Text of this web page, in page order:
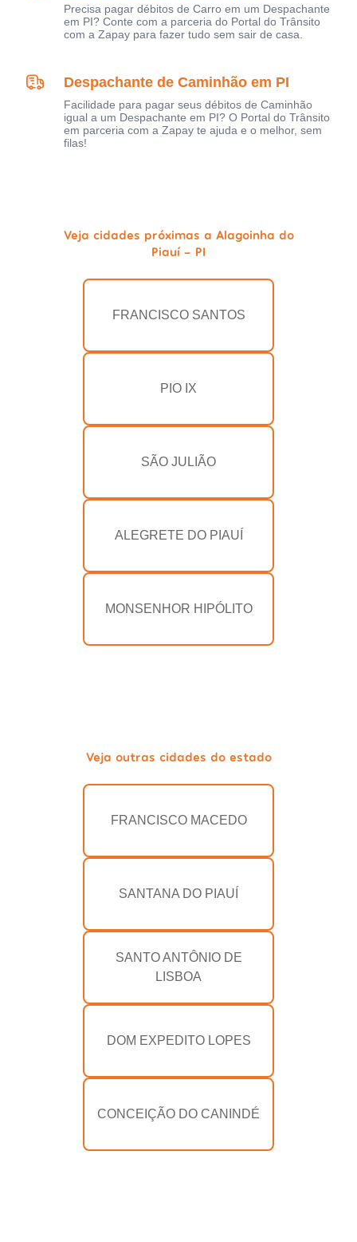
Precisa pagar débitos de Carro em um Despachante
em PI? Conte com a parceria do Portal do Trânsito
com a Zapay para fazer tudo sem sair de casa.
Despachante de Caminhão em PI
Facilidade para pagar seus débitos de Caminhão
igual a um Despachante em PI? O Portal do Trânsito
em parceria com a Zapay te ajuda e o melhor, sem
filas!
Veja cidades próximas a Alagoinha do
Piauí - PI
FRANCISCO SANTOS
PIO IX
SÃO JULIÃO
ALEGRETE DO PIAUÍ
MONSENHOR HIPÓLITO
Veja outras cidades do estado
FRANCISCO MACEDO
SANTANA DO PIAUÍ
SANTO ANTÔNIO DE
LISBOA
DOM EXPEDITO LOPES
CONCEIÇÃO DO CANINDÉ